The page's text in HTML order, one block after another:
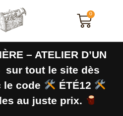
0
– ATELIER D’UN
sur tout le site dès
le code
ÉTÉ12
au juste prix.